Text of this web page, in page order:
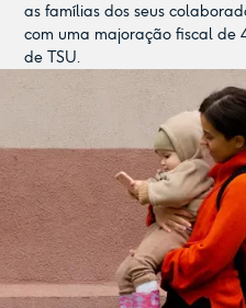
as famílias dos seus
com uma majoração fiscal de
de TSU.